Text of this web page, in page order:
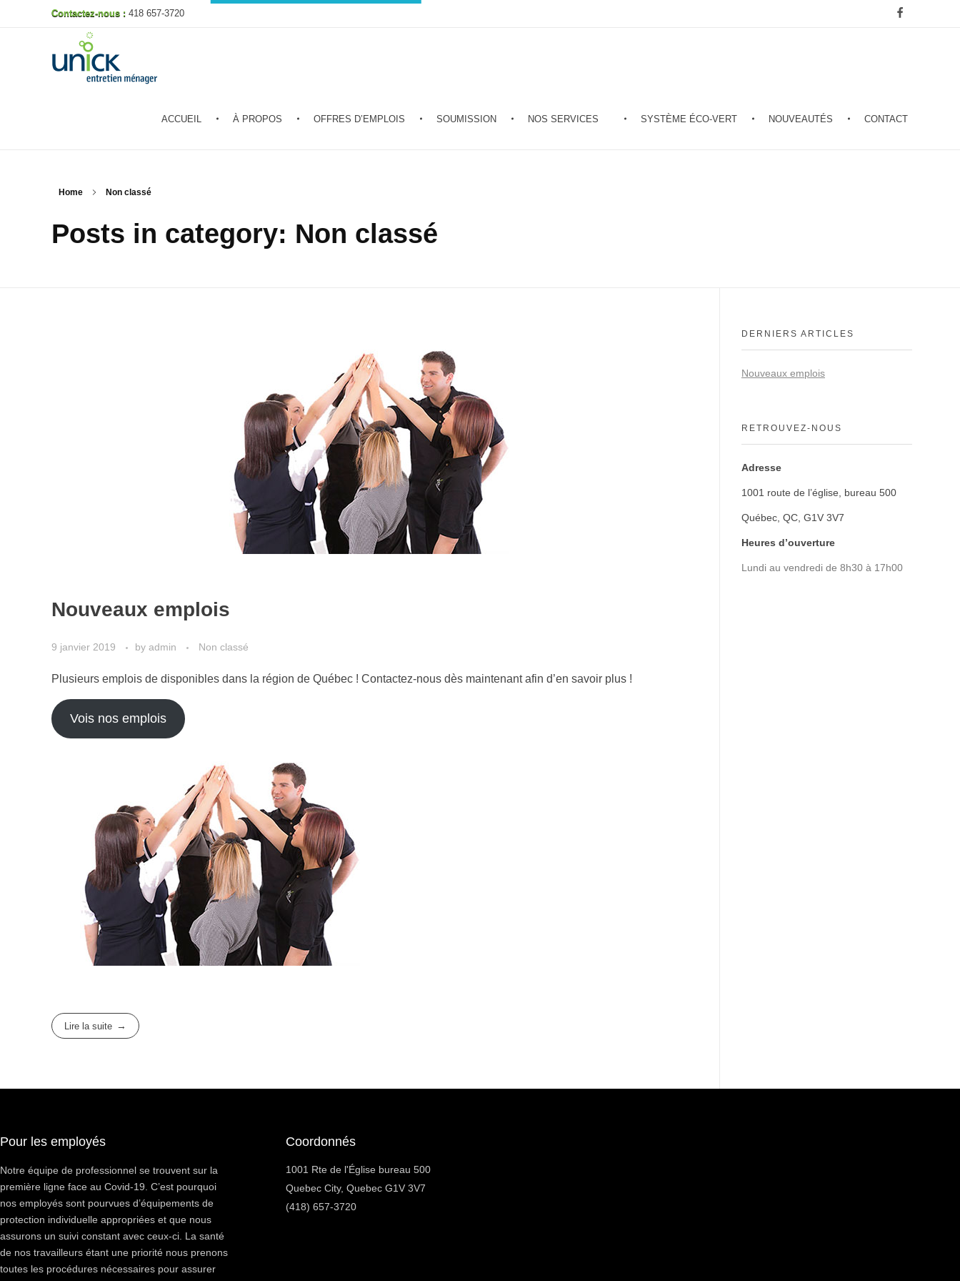
Contactez-nous : 418 657-3720
ACCUEIL À PROPOS OFFRES D’EMPLOIS SOUMISSION NOS SERVICES SYSTÈME ÉCO-VERT NOUVEAUTÉS CONTACT
Home Non classé
Posts in category: Non classé
Nouveaux emplois
9 janvier 2019 by admin Non classé
Plusieurs emplois de disponibles dans la région de Québec ! Contactez-nous dès maintenant afin d’en savoir plus !
Vois nos emplois
Lire la suite
DERNIERS ARTICLES
Nouveaux emplois
RETROUVEZ-NOUS
Adresse
1001 route de l’église, bureau 500
Québec, QC, G1V 3V7
Heures d’ouverture
Lundi au vendredi de 8h30 à 17h00
Pour les employés
Notre équipe de professionnel se trouvent sur la
première ligne face au Covid-19. C’est pourquoi
nos employés sont pourvues d’équipements de
protection individuelle appropriées et que nous
assurons un suivi constant avec ceux-ci. La santé
de nos travailleurs étant une priorité nous prenons
toutes les procédures nécessaires pour assurer
Coordonnés
1001 Rte de l'Église bureau 500
Quebec City, Quebec G1V 3V7
(418) 657-3720